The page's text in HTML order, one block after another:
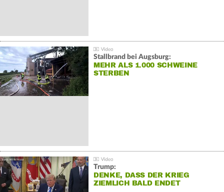
Stallbrand bei Augsburg:
MEHR ALS 1.000 SCHWEINE
STERBEN
Trump:
DENKE, DASS DER KRIEG
ZIEMLICH BALD ENDET